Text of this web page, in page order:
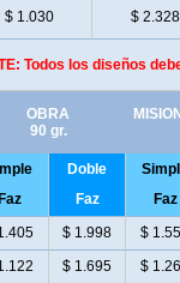
$ 1.030 $ 2.328
Todos los diseños
OBRA
90 gr.
Faz
Doble
Faz
Faz
$ 1.998 $
$ 1.695 $